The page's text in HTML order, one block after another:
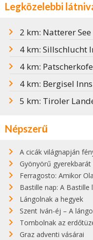
Legközelebbi
2 km: Natterer See
4 km: Sillschlucht
4 km:
4 km: Bergisel
5 km: Tiroler
Népszerű
A cicák világnapján
Gyönyörű gyerekbarát
Ferragosto: Amikor
Bastille nap: A Bastille
Lángolnak a hegyek
Szent Iván-éj – A
Tombolnak az
Graz adventi vásárai